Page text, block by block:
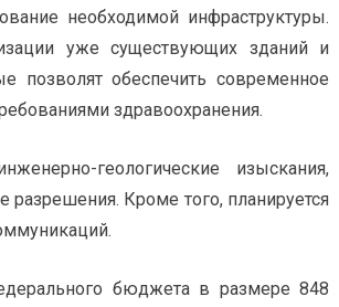
необходимой инфраструктуры.
уже существующих зданий и
позволят обеспечить современное
здравоохранения.
геологические изыскания,
Кроме того, планируется
бюджета в размере 848